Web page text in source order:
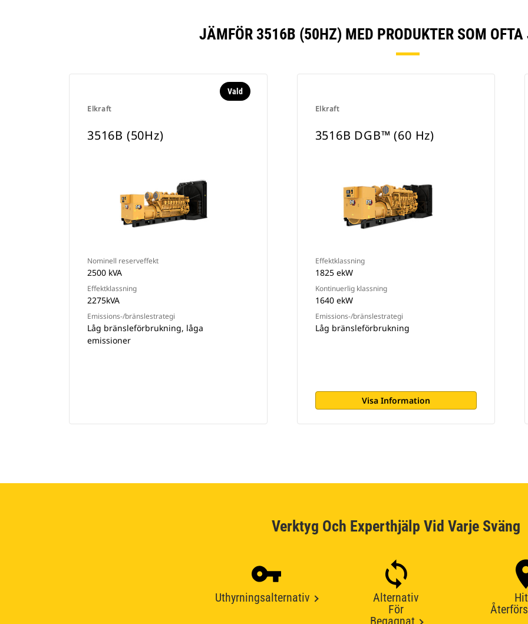
JÄMFÖR 3516B (50HZ) MED PRODUKTER SOM
Elkraft
Vald
3516B (50Hz)
Nominell reserveffekt
2500 kVA
Effektklassning
2275kVA
Emissions-/bränslestrategi
Låg bränsleförbrukning, låga
emissioner
Elkraft
3516B DGB™ (60 Hz)
Effektklassning
1825 ekW
Kontinuerlig klassning
1640 ekW
Emissions-/bränslestrategi
Låg bränsleförbrukning
Visa Information
Verktyg Och Experthjälp Vid Varje Sväng
Uthyrningsalternativ
Alternativ
För
Begagnat